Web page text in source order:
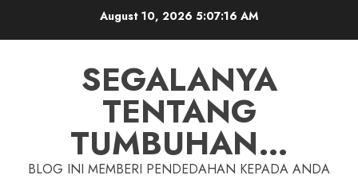
August 10, 20265:07:17 AM
SEGALANYA
TENTANG
TUMBUHAN…
BLOG INI MEMBERI PENDEDAHAN KEPADA ANDA